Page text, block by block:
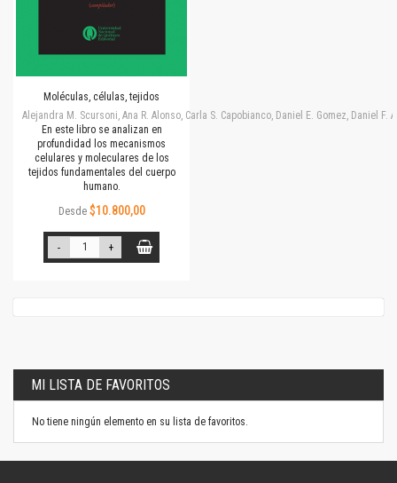
Moléculas, células, tejidos
Alejandra M. Scursoni, Ana R. Alonso, Carla S. Capobianco, Daniel E. Gomez, Daniel
En este libro se analizan en
profundidad los mecanismos
celulares y moleculares de los
tejidos fundamentales del cuerpo
humano.
Desde $10.800,00
- +
MI LISTA DE FAVORITOS
No tiene ningún elemento en su lista de favoritos.